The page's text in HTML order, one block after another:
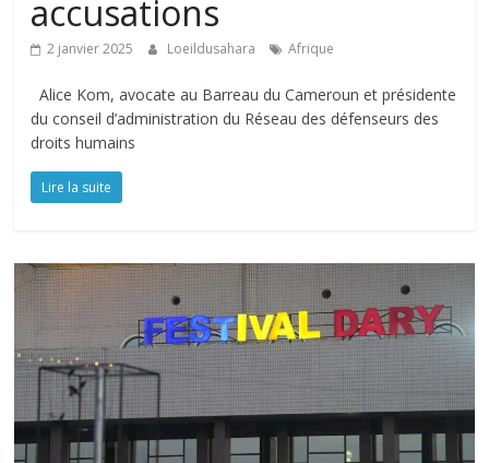
accusations
2 janvier 2025 Loeildusahara Afrique
Alice Kom, avocate au Barreau du Cameroun et présidente
du conseil d’administration du Réseau des défenseurs des
droits humains
Lire la suite